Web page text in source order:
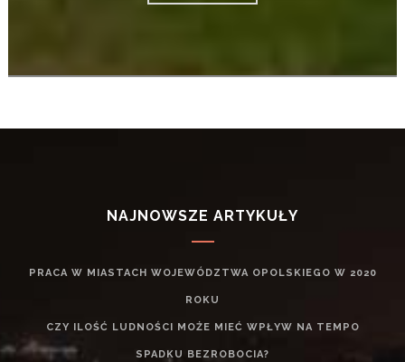
NAJNOWSZE ARTYKUŁY
PRACA W MIASTACH WOJEWÓDZTWA OPOLSKIEGO W 2020
ROKU
CZY ILOŚĆ LUDNOŚCI MOŻE MIEĆ WPŁYW NA TEMPO
SPADKU BEZROBOCIA?